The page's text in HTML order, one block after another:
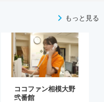
もっと見る
ココファン相模大野
弐番館